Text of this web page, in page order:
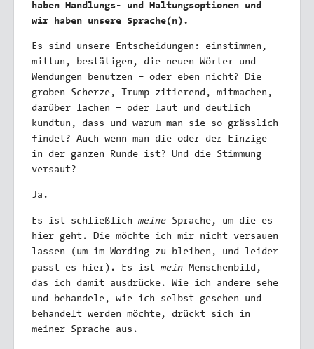
haben Handlungs- und Haltungsoptionen und
wir haben unsere Sprache(n).
Es sind unsere Entscheidungen: einstimmen,
mittun, bestätigen, die neuen Wörter und
Wendungen benutzen – oder eben nicht? Die
groben Scherze, Trump zitierend, mitmachen,
darüber lachen – oder laut und deutlich
kundtun, dass und warum man sie so grässlich
findet? Auch wenn man die oder der Einzige
in der ganzen Runde ist? Und die Stimmung
versaut?
Ja.
Es ist schließlich meine Sprache, um die es
hier geht. Die möchte ich mir nicht versauen
lassen (um im Wording zu bleiben, und leider
passt es hier). Es ist mein Menschenbild,
das ich damit ausdrücke. Wie ich andere sehe
und behandele, wie ich selbst gesehen und
behandelt werden möchte, drückt sich in
meiner Sprache aus.